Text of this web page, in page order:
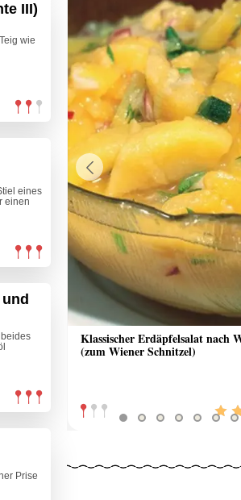
III)
wie
eines
einen
Prise
Klassischer Erdäpfelsalat nach
(zum Wiener Schnitzel)
Rote
Previous